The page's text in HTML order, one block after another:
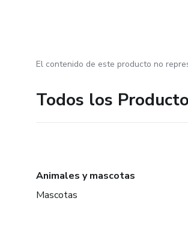
El contenido de este producto no
Todos los
Animales y mascotas
Mascotas